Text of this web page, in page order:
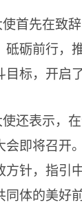
首先在致
砥砺前行，
标，开启
还表示，
会即将召开
方针，指引
同体的美好